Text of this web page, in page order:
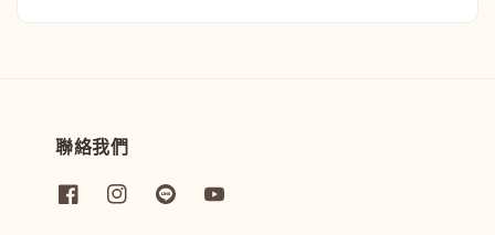
聯絡我們